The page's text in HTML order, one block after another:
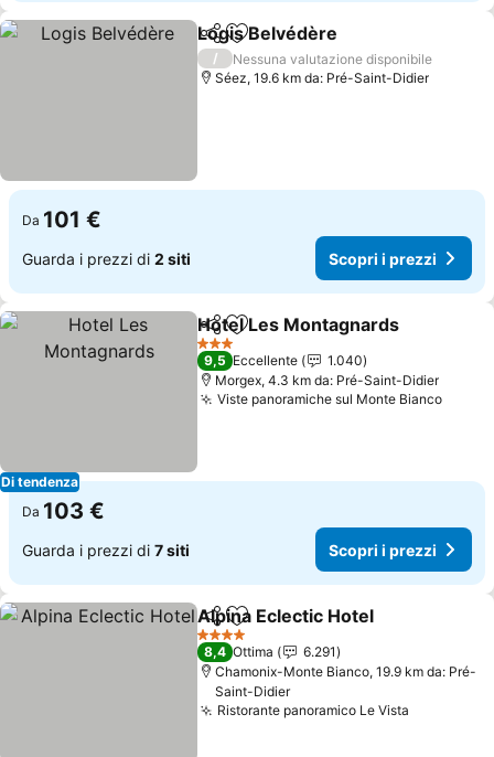
CondividiAggiungi ai preferiti
Logis Belvédère
/
Nessuna valutazione disponibile
Séez, 19.6 km da: Pré-Saint-Didier
Da 101 €
Guarda i prezzi di 2 siti Scopri i prezzi
Di tendenza
CondividiAggiungi ai preferiti
Hotel Les Montagnards
3 Stelle
9,5 Eccellente
1.040
Morgex, 4.3 km da: Pré-Saint-Didier
Viste panoramiche sul Monte Bianco
Da 103 €
Guarda i prezzi di 7 siti Scopri i prezzi
CondividiAggiungi ai preferiti
Alpina Eclectic Hotel
4 Stelle
8,4 Ottima
6.291
Chamonix-Monte Bianco, 19.9 km da: Pré-
Saint-Didier
Ristorante panoramico Le Vista